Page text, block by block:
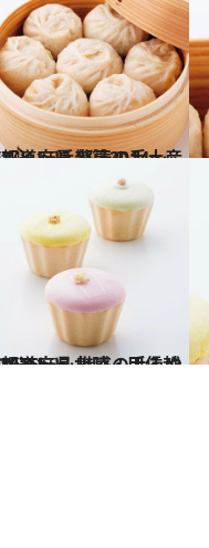
府県 怒涛の手土産リスト ～近畿篇2014～
メ
手みやげリスト ～北陸・甲信越篇2016～
メ